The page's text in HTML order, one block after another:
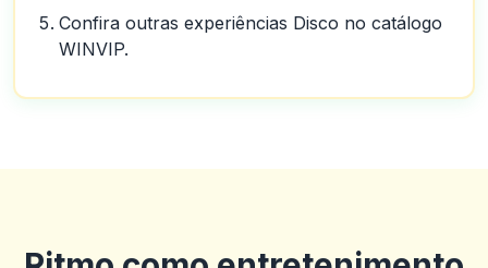
Confira outras experiências Disco no catálogo
WINVIP.